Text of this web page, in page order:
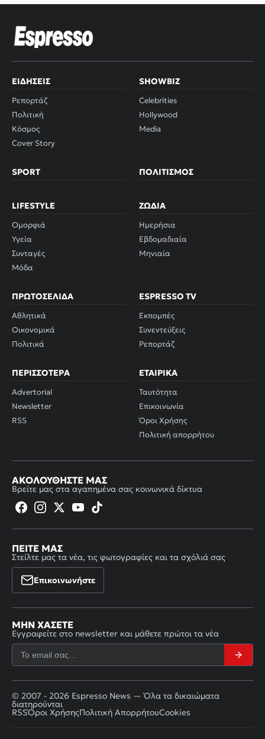
ΕΙΔΉΣΕΙΣ
Ρεπορτάζ
Πολιτική
Κόσμος
Cover Story
SHOWBIZ
Celebrities
Hollywood
Media
SPORT ΠΟΛΙΤΙΣΜΌΣ
LIFESTYLE
Ομορφιά
Υγεία
Συνταγές
Μόδα
ΖΏΔΙΑ
Ημερήσια
Εβδομαδιαία
Μηνιαία
ΠΡΩΤΟΣΈΛΙΔΑ
Αθλητικά
Οικονομικά
Πολιτικά
ESPRESSO TV
Εκπομπές
Συνεντεύξεις
Ρεπορτάζ
ΠΕΡΙΣΣΌΤΕΡΑ
Advertorial
Newsletter
RSS
ΕΤΑΙΡΙΚΆ
Ταυτότητα
Επικοινωνία
Όροι Χρήσης
Πολιτική απορρήτου
ΑΚΟΛΟΥΘΉΣΤΕ ΜΑΣ
Βρείτε μας στα αγαπημένα σας κοινωνικά δίκτυα
ΠΕΊΤΕ ΜΑΣ
Στείλτε μας τα νέα, τις φωτογραφίες και τα σχόλιά σας
Επικοινωνήστε
ΜΗΝ ΧΆΣΕΤΕ
Εγγραφείτε στο newsletter και μάθετε πρώτοι τα νέα
© 2007 - 2026 Espresso News — Όλα τα δικαιώματα
διατηρούνται
RSSΌροι ΧρήσηςΠολιτική ΑπορρήτουCookies